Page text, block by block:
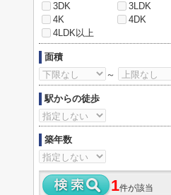
3DK
3LDK
4K
4DK
4LDK以上
面積
～
駅からの徒歩
築年数
1件が該当